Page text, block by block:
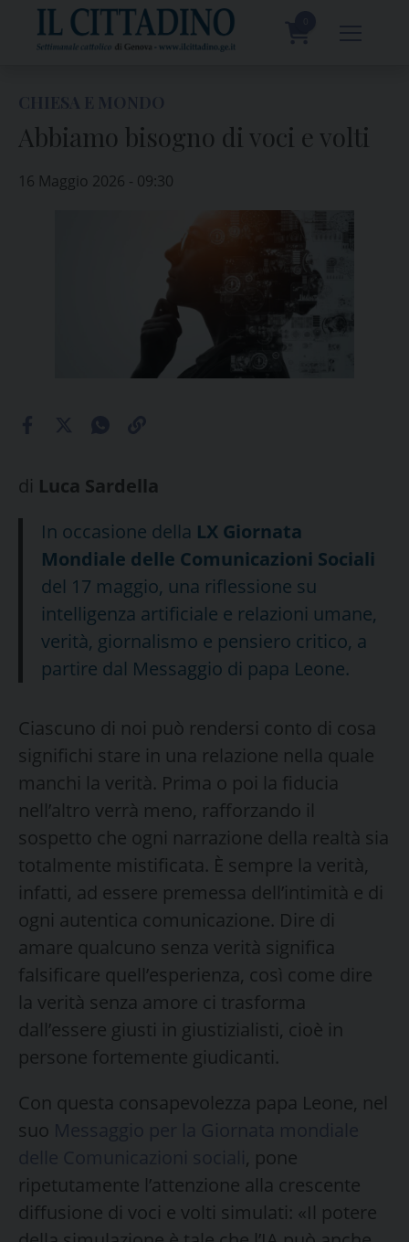
content
Abbiamo bisogno di voci e volti
16 Maggio 2026 - 09:30
di Luca Sardella
In occasione della LX Giornata
Mondiale delle Comunicazioni Sociali
del 17 maggio, una riflessione su
intelligenza artificiale e relazioni umane,
verità, giornalismo e pensiero critico, a
partire dal Messaggio di papa Leone.
Ciascuno di noi può rendersi conto di cosa
significhi stare in una relazione nella quale
manchi la verità. Prima o poi la fiducia
nell’altro verrà meno, rafforzando il
sospetto che ogni narrazione della realtà sia
totalmente mistificata. È sempre la verità,
infatti, ad essere premessa dell’intimità e di
ogni autentica comunicazione. Dire di
amare qualcuno senza verità significa
falsificare quell’esperienza, così come dire
la verità senza amore ci trasforma
dall’essere giusti in giustizialisti, cioè in
persone fortemente giudicanti.
Con questa consapevolezza papa Leone, nel
suo
, pone
ripetutamente l’attenzione alla crescente
diffusione di voci e volti simulati: «Il potere